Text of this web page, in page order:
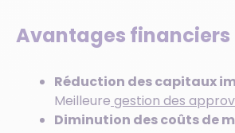
Avantages financiers
Réduction des capitaux
Meilleure gestion des
Diminution des coûts de